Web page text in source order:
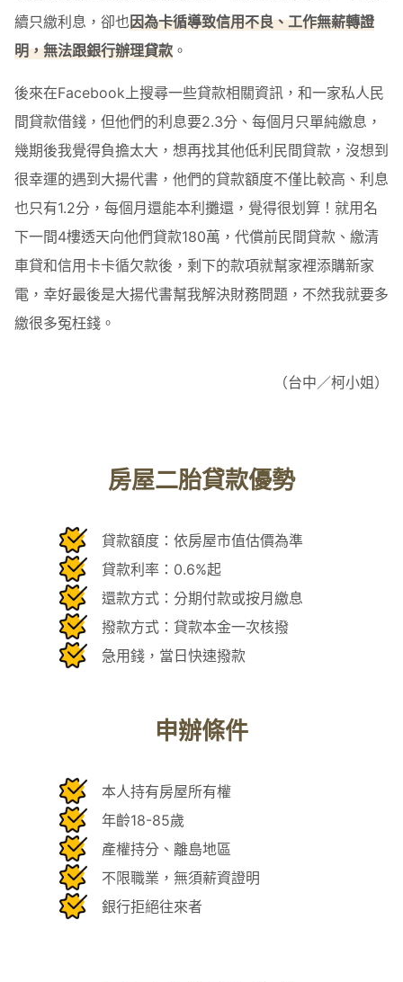
續只繳利息，卻也因為卡循導致信用不良、工作無薪轉證
明，無法跟銀行辦理貸款 。
後來在Facebook上搜尋一些貸款相關資訊，和一家私人民
間貸款借錢，但他們的利息要2.3分、每個月只單純繳息，
幾期後我覺得負擔太大，想再找其他低利民間貸款，沒想到
很幸運的遇到大揚代書，他們的貸款額度不僅比較高、利息
也只有1.2分，每個月還能本利攤還，覺得很划算！就用名
下一間4樓透天向他們貸款180萬，代償前民間貸款、繳清
車貸和信用卡卡循欠款後，剩下的款項就幫家裡添購新家
電，幸好最後是大揚代書幫我解決財務問題，不然我就要多
繳很多冤枉錢。
（台中／柯小姐）
房屋二胎貸款優勢
貸款額度：依房屋市值估價為準
貸款利率：0.6%起
還款方式：分期付款或按月繳息
撥款方式：貸款本金一次核撥
急用錢，當日快速撥款
申辦條件
本人持有房屋所有權
年齡18-85歲
產權持分、離島地區
不限職業，無須薪資證明
銀行拒絕往來者